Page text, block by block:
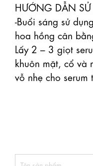
HƯỚNG DẪN
-Buổi sáng sử
hoa hồng cân
Lấy 2 – 3 giọt
khuôn mặt, cổ và
vỗ nhẹ cho serum